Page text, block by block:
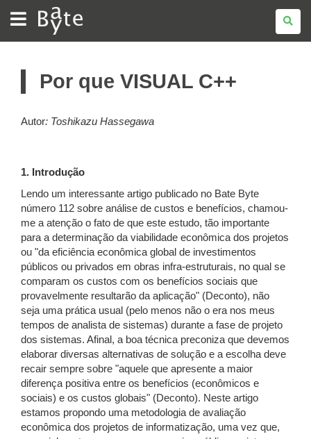
BATE
BYTE
Por que VISUAL C++
Autor: Toshikazu Hassegawa
1. Introdução
Lendo um interessante artigo publicado no Bate Byte
número 112 sobre análise de custos e benefícios, chamou-
me a atenção o fato de que este estudo, tão importante
para a determinação da viabilidade econômica dos projetos
ou "da eficiência econômica global de investimentos
públicos ou privados em obras infra-estruturais, no qual se
comparam os custos com os benefícios sociais que
provavelmente resultarão da aplicação" (Deconto), não
seja uma prática usual (pelo menos não o era nos meus
tempos de analista de sistemas) durante a fase de projeto
dos sistemas. Afinal, a boa técnica preconiza que devemos
elaborar diversas alternativas de solução e a escolha deve
recair sempre sobre "aquele que apresente a maior
diferença positiva entre os benefícios (econômicos e
sociais) e os custos globais" (Deconto). Neste artigo
estamos propondo uma metodologia de avaliação
econômica dos projetos de informatização, uma vez que,